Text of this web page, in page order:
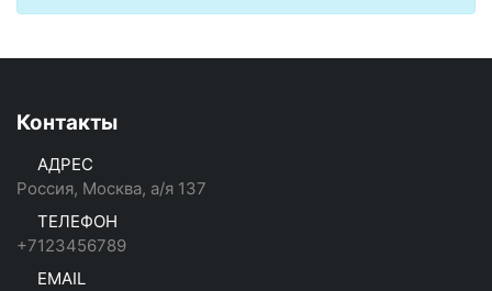
Контакты
АДРЕС
Россия, Москва, а/я 137
ТЕЛЕФОН
+7123456789
EMAIL